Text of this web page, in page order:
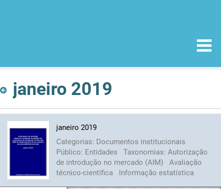
janeiro 2019
janeiro 2019
Categorias: Documentos institucionais
Público: Entidades Taxonomias: Autorização
de introdução no mercado (AIM)
Avaliação
técnico-científica
Informação estatística